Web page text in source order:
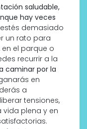
saludable,
hay veces
demasiado
un rato para
el parque o
recurrir a la
caminar por la
en
a
tensiones,
vida plena y en